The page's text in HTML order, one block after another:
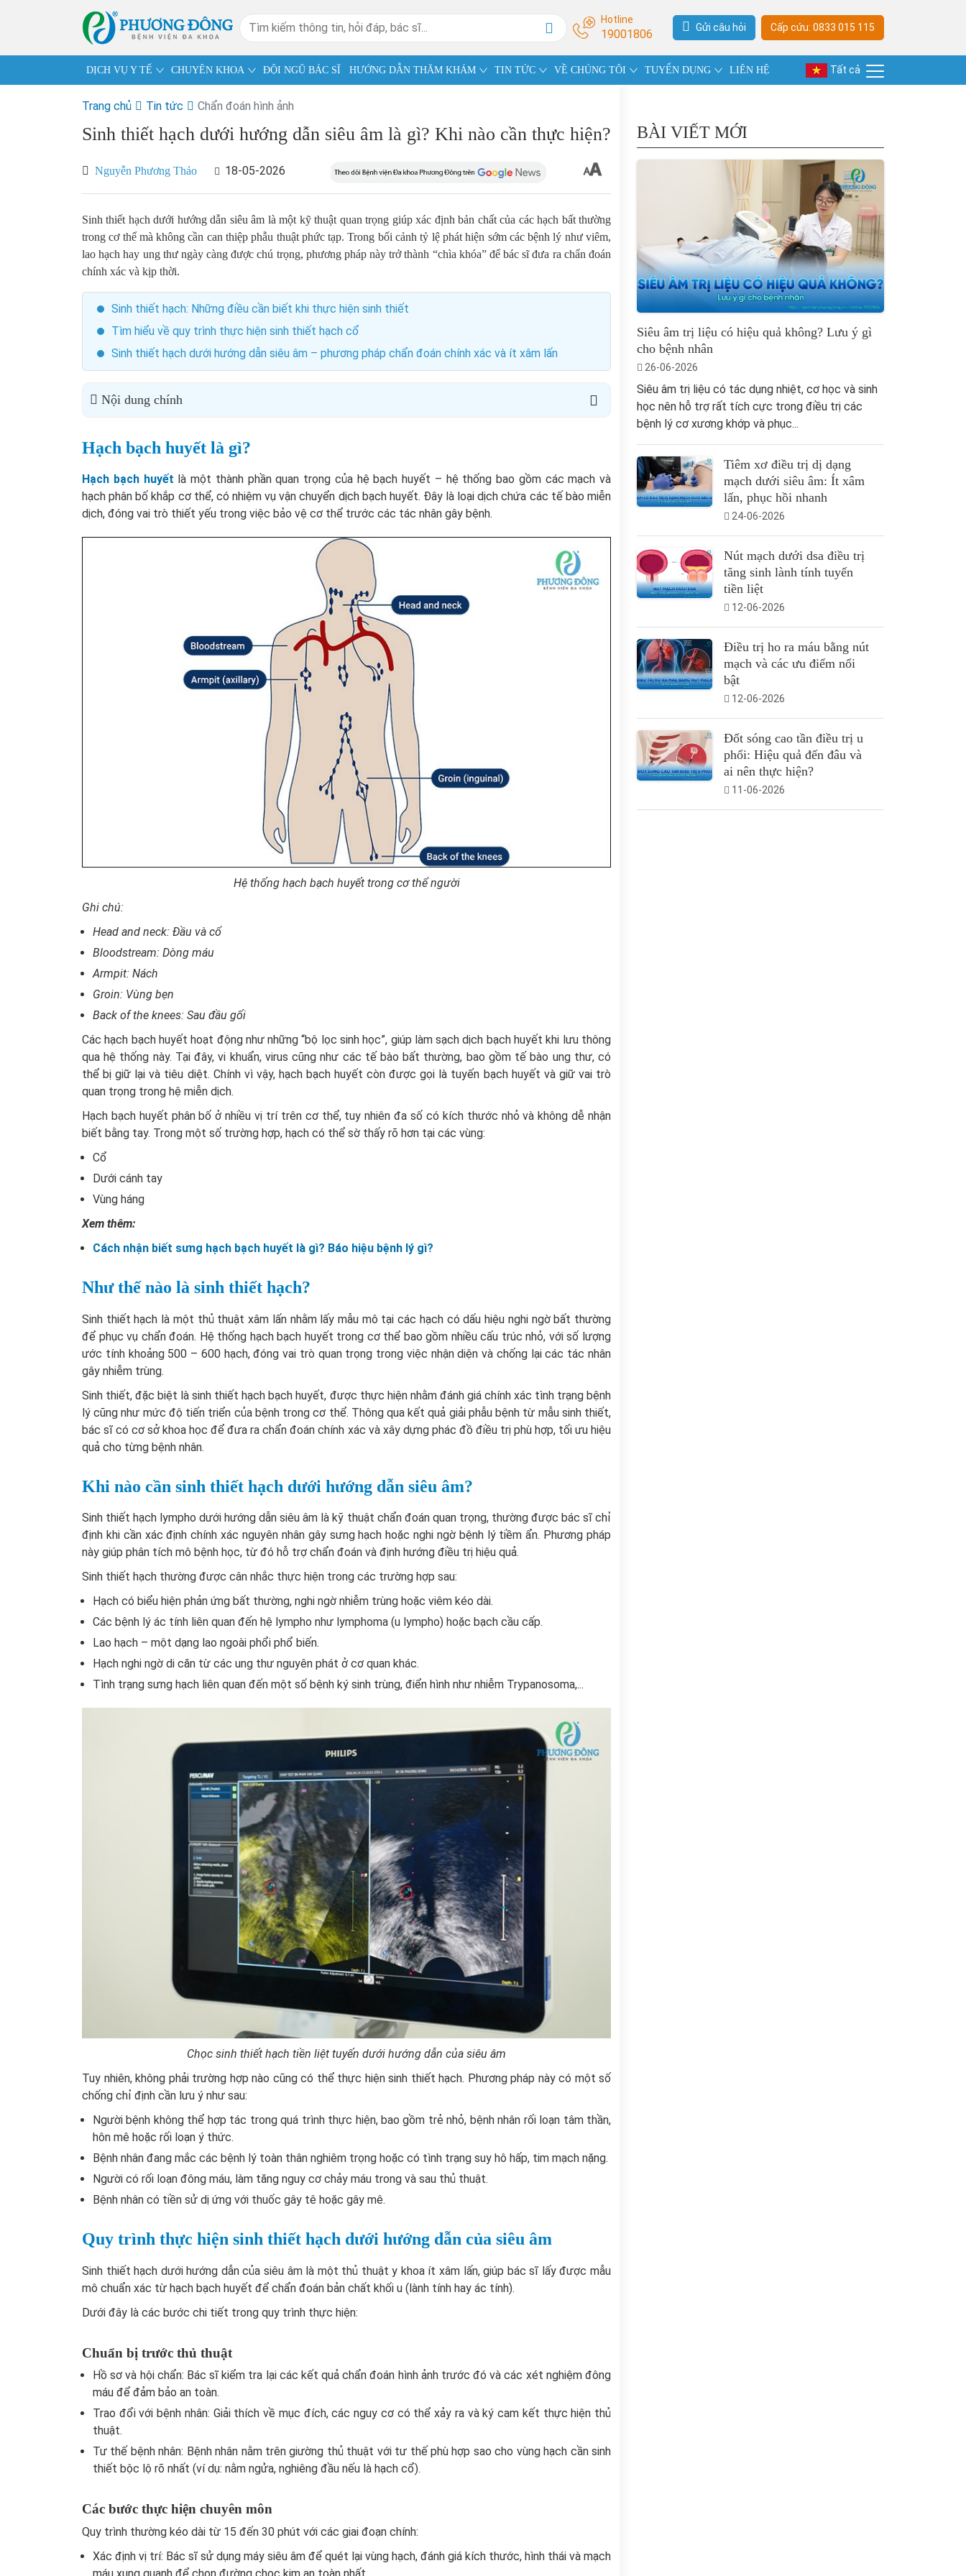
Hotline
19001806 Gửi câu hỏi Cấp cứu: 0833 015 115
DỊCH VỤ Y TẾ CHUYÊN KHOA ĐỘI NGŨ BÁC SĨ HƯỚNG DẪN THĂM KHÁM TIN TỨC VỀ CHÚNG TÔI TUYỂN DỤNG LIÊN HỆ Tất cả
Trang chủ Tin tức Chẩn đoán hình ảnh
Sinh thiết hạch dưới hướng dẫn siêu âm là gì? Khi nào cần thực hiện?
Nguyễn Phương Thảo 18-05-2026
Sinh thiết hạch dưới hướng dẫn siêu âm là một kỹ thuật quan trọng giúp xác định bản chất của các hạch bất thường
trong cơ thể mà không cần can thiệp phẫu thuật phức tạp. Trong bối cảnh tỷ lệ phát hiện sớm các bệnh lý như viêm,
lao hạch hay ung thư ngày càng được chú trọng, phương pháp này trở thành “chìa khóa” để bác sĩ đưa ra chẩn đoán
chính xác và kịp thời.
Sinh thiết hạch: Những điều cần biết khi thực hiện sinh thiết
Tìm hiểu về quy trình thực hiện sinh thiết hạch cổ
Sinh thiết hạch dưới hướng dẫn siêu âm – phương pháp chẩn đoán chính xác và ít xâm lấn
Nội dung chính
Hạch bạch huyết là gì?
Hạch bạch huyết là một thành phần quan trọng của hệ bạch huyết – hệ thống bao gồm các mạch và
hạch phân bố khắp cơ thể, có nhiệm vụ vận chuyển dịch bạch huyết. Đây là loại dịch chứa các tế bào miễn
dịch, đóng vai trò thiết yếu trong việc bảo vệ cơ thể trước các tác nhân gây bệnh.
Hệ thống hạch bạch huyết trong cơ thể người
Ghi chú:
Head and neck: Đầu và cổ
Bloodstream: Dòng máu
Armpit: Nách
Groin: Vùng bẹn
Back of the knees: Sau đầu gối
Các hạch bạch huyết hoạt động như những “bộ lọc sinh học”, giúp làm sạch dịch bạch huyết khi lưu thông
qua hệ thống này. Tại đây, vi khuẩn, virus cũng như các tế bào bất thường, bao gồm tế bào ung thư, có
thể bị giữ lại và tiêu diệt. Chính vì vậy, hạch bạch huyết còn được gọi là tuyến bạch huyết và giữ vai trò
quan trọng trong hệ miễn dịch.
Hạch bạch huyết phân bố ở nhiều vị trí trên cơ thể, tuy nhiên đa số có kích thước nhỏ và không dễ nhận
biết bằng tay. Trong một số trường hợp, hạch có thể sờ thấy rõ hơn tại các vùng:
Cổ
Dưới cánh tay
Vùng háng
Xem thêm:
Cách nhận biết sưng hạch bạch huyết là gì? Báo hiệu bệnh lý gì?
Như thế nào là sinh thiết hạch?
Sinh thiết hạch là một thủ thuật xâm lấn nhằm lấy mẫu mô tại các hạch có dấu hiệu nghi ngờ bất thường
để phục vụ chẩn đoán. Hệ thống hạch bạch huyết trong cơ thể bao gồm nhiều cấu trúc nhỏ, với số lượng
ước tính khoảng 500 – 600 hạch, đóng vai trò quan trọng trong việc nhận diện và chống lại các tác nhân
gây nhiễm trùng.
Sinh thiết, đặc biệt là sinh thiết hạch bạch huyết, được thực hiện nhằm đánh giá chính xác tình trạng bệnh
lý cũng như mức độ tiến triển của bệnh trong cơ thể. Thông qua kết quả giải phẫu bệnh từ mẫu sinh thiết,
bác sĩ có cơ sở khoa học để đưa ra chẩn đoán chính xác và xây dựng phác đồ điều trị phù hợp, tối ưu hiệu
quả cho từng bệnh nhân.
Khi nào cần sinh thiết hạch dưới hướng dẫn siêu âm?
Sinh thiết hạch lympho dưới hướng dẫn siêu âm là kỹ thuật chẩn đoán quan trọng, thường được bác sĩ chỉ
định khi cần xác định chính xác nguyên nhân gây sưng hạch hoặc nghi ngờ bệnh lý tiềm ẩn. Phương pháp
này giúp phân tích mô bệnh học, từ đó hỗ trợ chẩn đoán và định hướng điều trị hiệu quả.
Sinh thiết hạch thường được cân nhắc thực hiện trong các trường hợp sau:
Hạch có biểu hiện phản ứng bất thường, nghi ngờ nhiễm trùng hoặc viêm kéo dài.
Các bệnh lý ác tính liên quan đến hệ lympho như lymphoma (u lympho) hoặc bạch cầu cấp.
Lao hạch – một dạng lao ngoài phổi phổ biến.
Hạch nghi ngờ di căn từ các ung thư nguyên phát ở cơ quan khác.
Tình trạng sưng hạch liên quan đến một số bệnh ký sinh trùng, điển hình như nhiễm Trypanosoma,...
Chọc sinh thiết hạch tiền liệt tuyến dưới hướng dẫn của siêu âm
Tuy nhiên, không phải trường hợp nào cũng có thể thực hiện sinh thiết hạch. Phương pháp này có một số
chống chỉ định cần lưu ý như sau:
Người bệnh không thể hợp tác trong quá trình thực hiện, bao gồm trẻ nhỏ, bệnh nhân rối loạn tâm thần,
hôn mê hoặc rối loạn ý thức.
Bệnh nhân đang mắc các bệnh lý toàn thân nghiêm trọng hoặc có tình trạng suy hô hấp, tim mạch nặng.
Người có rối loạn đông máu, làm tăng nguy cơ chảy máu trong và sau thủ thuật.
Bệnh nhân có tiền sử dị ứng với thuốc gây tê hoặc gây mê.
Quy trình thực hiện sinh thiết hạch dưới hướng dẫn của siêu âm
Sinh thiết hạch dưới hướng dẫn của siêu âm là một thủ thuật y khoa ít xâm lấn, giúp bác sĩ lấy được mẫu
mô chuẩn xác từ hạch bạch huyết để chẩn đoán bản chất khối u (lành tính hay ác tính).
Dưới đây là các bước chi tiết trong quy trình thực hiện:
Chuẩn bị trước thủ thuật
Hồ sơ và hội chẩn: Bác sĩ kiểm tra lại các kết quả chẩn đoán hình ảnh trước đó và các xét nghiệm đông
máu để đảm bảo an toàn.
Trao đổi với bệnh nhân: Giải thích về mục đích, các nguy cơ có thể xảy ra và ký cam kết thực hiện thủ
thuật.
Tư thế bệnh nhân: Bệnh nhân nằm trên giường thủ thuật với tư thế phù hợp sao cho vùng hạch cần sinh
thiết bộc lộ rõ nhất (ví dụ: nằm ngửa, nghiêng đầu nếu là hạch cổ).
Các bước thực hiện chuyên môn
Quy trình thường kéo dài từ 15 đến 30 phút với các giai đoạn chính:
Xác định vị trí: Bác sĩ sử dụng máy siêu âm để quét lại vùng hạch, đánh giá kích thước, hình thái và mạch
máu xung quanh để chọn đường chọc kim an toàn nhất.
BÀI VIẾT MỚI
Siêu âm trị liệu có hiệu quả không? Lưu ý gì
cho bệnh nhân
26-06-2026
Siêu âm trị liệu có tác dụng nhiệt, cơ học và sinh
học nên hỗ trợ rất tích cực trong điều trị các
bệnh lý cơ xương khớp và phục...
Tiêm xơ điều trị dị dạng
mạch dưới siêu âm: Ít xâm
lấn, phục hồi nhanh
24-06-2026
Nút mạch dưới dsa điều trị
tăng sinh lành tính tuyến
tiền liệt
12-06-2026
Điều trị ho ra máu bằng nút
mạch và các ưu điểm nổi
bật
12-06-2026
Đốt sóng cao tần điều trị u
phổi: Hiệu quả đến đâu và
ai nên thực hiện?
11-06-2026